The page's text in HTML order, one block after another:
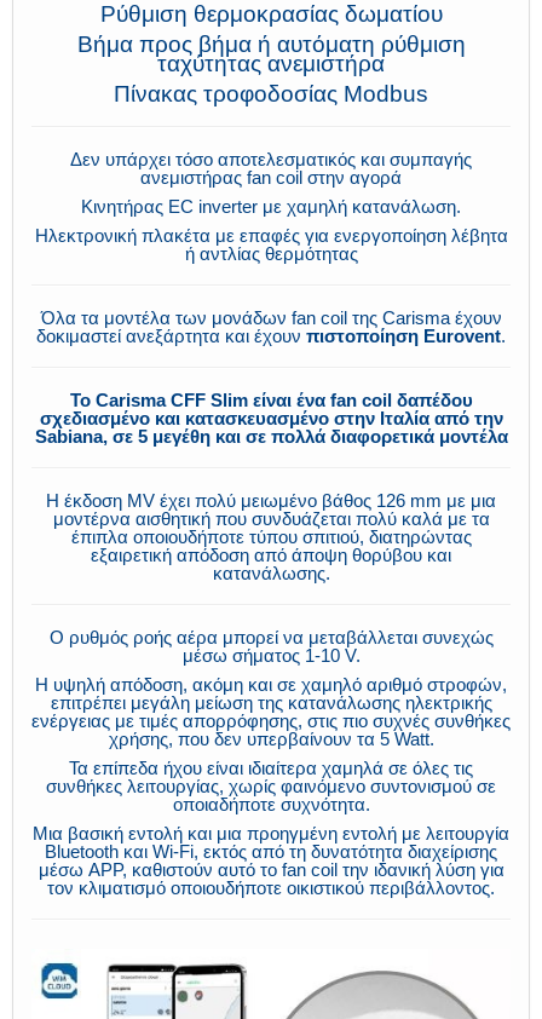
Ρύθμιση θερμοκρασίας δωματίου
Βήμα προς βήμα ή αυτόματη ρύθμιση
ταχύτητας ανεμιστήρα
Πίνακας τροφοδοσίας Modbus
Δεν υπάρχει τόσο αποτελεσματικός και συμπαγής
ανεμιστήρας fan coil στην αγορά
Κινητήρας EC inverter με χαμηλή κατανάλωση.
Ηλεκτρονική πλακέτα με επαφές για ενεργοποίηση λέβητα
ή αντλίας θερμότητας
Όλα τα μοντέλα των μονάδων fan coil της Carisma έχουν
δοκιμαστεί ανεξάρτητα και έχουν πιστοποίηση Eurovent.
Το Carisma CFF Slim είναι ένα fan coil δαπέδου
σχεδιασμένο και κατασκευασμένο στην Ιταλία από την
Sabiana, σε 5 μεγέθη και σε πολλά διαφορετικά μοντέλα
Η έκδοση MV έχει πολύ μειωμένο βάθος 126 mm με μια
μοντέρνα αισθητική που συνδυάζεται πολύ καλά με τα
έπιπλα οποιουδήποτε τύπου σπιτιού, διατηρώντας
εξαιρετική απόδοση από άποψη θορύβου και
κατανάλωσης.
Ο ρυθμός ροής αέρα μπορεί να μεταβάλλεται συνεχώς
μέσω σήματος 1-10 V.
Η υψηλή απόδοση, ακόμη και σε χαμηλό αριθμό στροφών,
επιτρέπει μεγάλη μείωση της κατανάλωσης ηλεκτρικής
ενέργειας με τιμές απορρόφησης, στις πιο συχνές συνθήκες
χρήσης, που δεν υπερβαίνουν τα 5 Watt.
Τα επίπεδα ήχου είναι ιδιαίτερα χαμηλά σε όλες τις
συνθήκες λειτουργίας, χωρίς φαινόμενο συντονισμού σε
οποιαδήποτε συχνότητα.
Μια βασική εντολή και μια προηγμένη εντολή με λειτουργία
Bluetooth και Wi-Fi, εκτός από τη δυνατότητα διαχείρισης
μέσω APP, καθιστούν αυτό το fan coil την ιδανική λύση για
τον κλιματισμό οποιουδήποτε οικιστικού περιβάλλοντος.